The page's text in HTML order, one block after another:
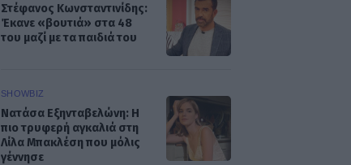
Στέφανος Κωνσταντινίδης:
Έκανε «βουτιά» στα 48
του μαζί με τα παιδιά του
SHOWBIZ
Νατάσα Εξηνταβελώνη: Η
πιο τρυφερή αγκαλιά στη
Λίλα Μπακλέση που μόλις
γέννησε